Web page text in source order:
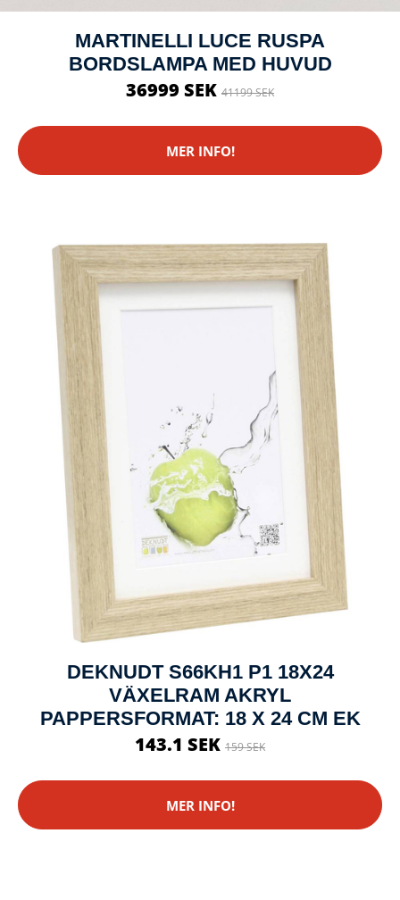
MARTINELLI LUCE RUSPA
BORDSLAMPA MED HUVUD
36999 SEK 41199 SEK
MER INFO!
DEKNUDT S66KH1 P1 18X24
VÄXELRAM AKRYL
PAPPERSFORMAT: 18 X 24 CM EK
143.1 SEK 159 SEK
MER INFO!